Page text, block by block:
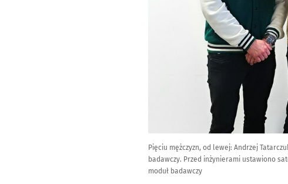
Pięciu mężczyzn, od lewej: Andrzej
badawczy. Przed inżynierami ustawiono
moduł badawczy